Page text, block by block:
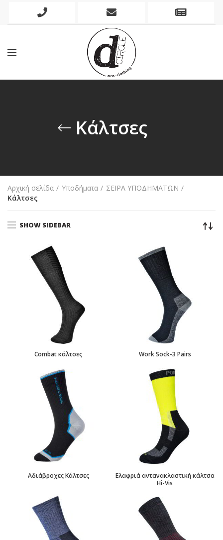
Phone
Mobile
Κάλτσες
Αρχική σελίδα Υποδήματα
ΣΕΙΡΑ ΥΠΟΔΗΜΑΤΩΝ
Κάλτσες
SHOW SIDEBAR
Combat κάλτσες Work Sock-3 Pairs
Αδιάβροχες Κάλτσες
Ελαφριά αντανακλαστική κάλτσα
Hi-Vis